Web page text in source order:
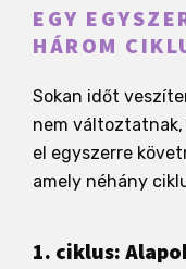
EGY
HÁROM
Sokan időt
nem
el egyszerre
amely néhány
1. ciklus: